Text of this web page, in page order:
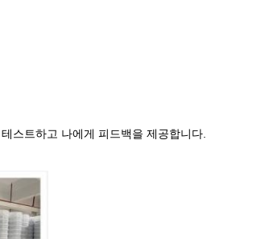
스트하고 나에게 피드백을 제공합니다.